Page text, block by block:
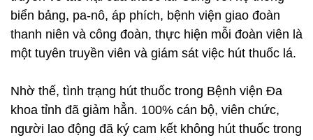
biển bảng, pa-nô, áp phích, bệnh viện giao đoàn
thanh niên và công đoàn, thực hiện mỗi đoàn viên là
một tuyên truyền viên và giám sát việc hút thuốc lá.
Nhờ thế, tình trạng hút thuốc trong Bệnh viện Đa
khoa tỉnh đã giảm hẳn. 100% cán bộ, viên chức,
người lao động đã ký cam kết không hút thuốc trong